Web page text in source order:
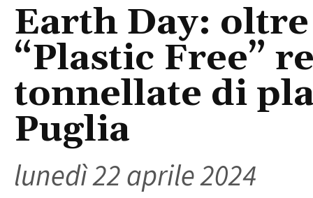
Earth Day:
“Plastic Free”
tonnellate di
Puglia
lunedì 22 aprile 2024